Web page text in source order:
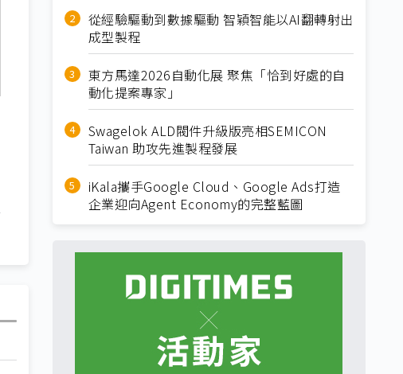
從經驗驅動到數據驅動 智穎智能以AI翻轉射出
成型製程
東方馬達2026自動化展 聚焦「恰到好處的自
動化提案專家」
Swagelok ALD閥件升級版亮相SEMICON
Taiwan 助攻先進製程發展
iKala攜手Google Cloud、Google Ads打造
企業迎向Agent Economy的完整藍圖